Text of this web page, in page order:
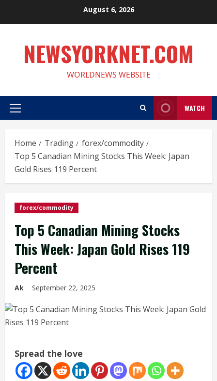
August 6, 2026
NEWSYORKNET.COM
WORLDNEWS WEBSITE
Primary
WATCH
Home Trading
forex/commodity
Top 5 Canadian Mining Stocks This Week: Japan
Gold Rises 119 Percent
forex/commodity
Top 5 Canadian Mining Stocks
This Week: Japan Gold Rises 119
Percent
Ak September 22, 2025
Spread the love